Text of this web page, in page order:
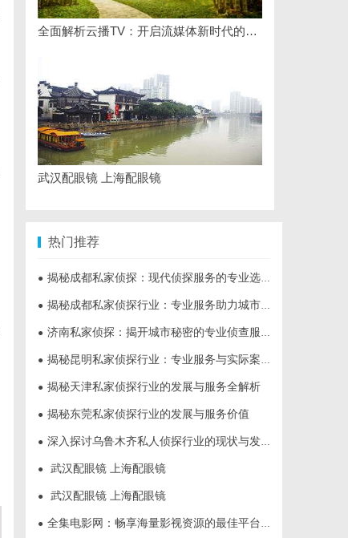
全面解析云播TV：开启流媒体新时代的领先平台
武汉配眼镜 上海配眼镜
热门推荐
● 揭秘成都私家侦探：现代侦探服务的专业选择与行业前景
● 揭秘成都私家侦探行业：专业服务助力城市安宁
● 济南私家侦探：揭开城市秘密的专业侦查服务
● 揭秘昆明私家侦探行业：专业服务与实际案例分析
● 揭秘天津私家侦探行业的发展与服务全解析
● 揭秘东莞私家侦探行业的发展与服务价值
● 深入探讨乌鲁木齐私人侦探行业的现状与发展趋势
● 武汉配眼镜 上海配眼镜
● 武汉配眼镜 上海配眼镜
● 全集电影网：畅享海量影视资源的最佳平台解析